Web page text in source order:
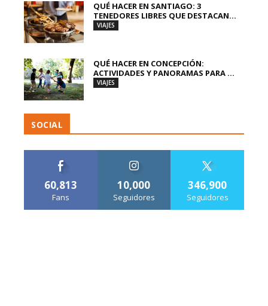
QUÉ HACER EN SANTIAGO: 3
TENEDORES LIBRES QUE DESTACAN...
VIAJES
QUÉ HACER EN CONCEPCIÓN:
ACTIVIDADES Y PANORAMAS PARA ...
VIAJES
SOCIAL
60,813
Fans
10,000
Seguidores
346,900
Seguidores